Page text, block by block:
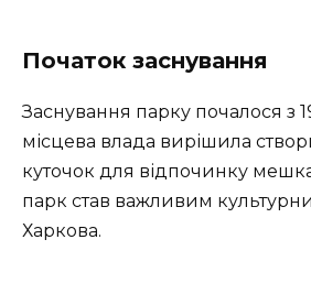
Початок заснування
Заснування парку почалося з
місцева влада вирішила
куточок для відпочинку
парк став важливим
Харкова.